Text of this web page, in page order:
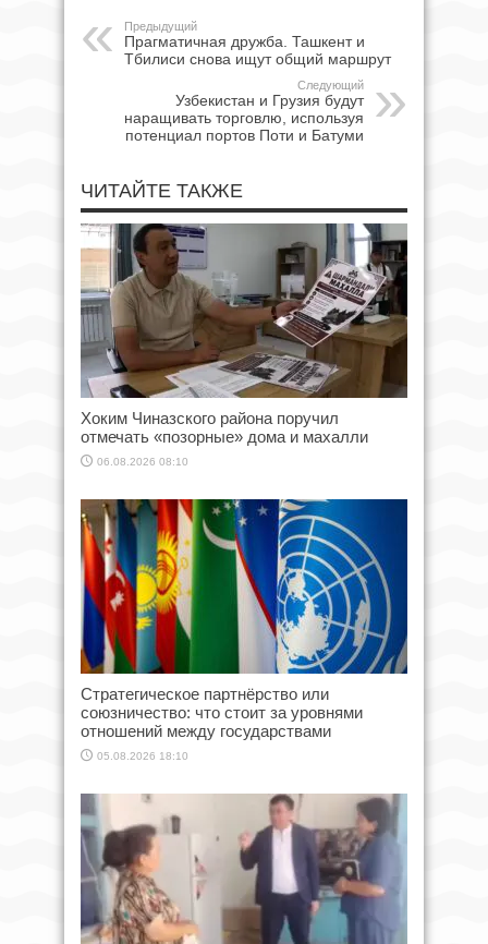
Предыдущий
Прагматичная дружба. Ташкент и
Тбилиси снова ищут общий маршрут
Следующий
Узбекистан и Грузия будут
наращивать торговлю, используя
потенциал портов Поти и Батуми
ЧИТАЙТЕ ТАКЖЕ
Хоким Чиназского района поручил
отмечать «позорные» дома и махалли
06.08.2026 08:10
Стратегическое партнёрство или
союзничество: что стоит за уровнями
отношений между государствами
05.08.2026 18:10